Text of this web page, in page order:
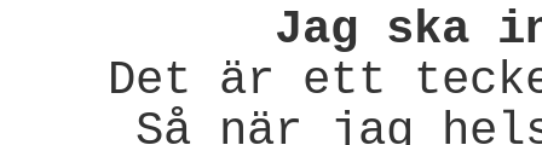
Jag ska
Det är ett
Så när jag